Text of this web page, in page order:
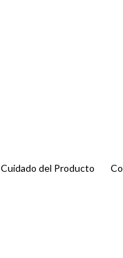
Cuidado del Producto